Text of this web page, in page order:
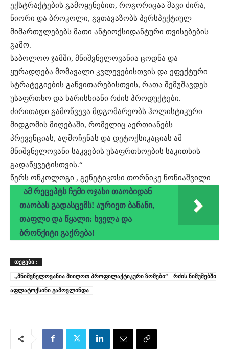
ექსტრაქტების გამოყენებით, როგორიცაა შავი ძირა,
ნიორი და ბროკოლი, გვთავაზობს პერსპექტიულ
მიმართულებებს მათი ანტიოქსიდანტური თვისებების
გამო.
საბოლოო ჯამში, მნიშვნელოვანია ცოდნა და
ყურადღება მომავალი კვლევებისთვის და ეფექტური
სტრატეგიების განვითარებისთვის, რათა შემუშავდეს
უსაფრთხო და ხარისხიანი რძის პროდუქტები.
ძირითადი გამოწვევა მდგომარეობს ჰოლისტიკური
მიდგომის მიღებაში, რომელიც აერთიანებს
პრევენციას, აღმოჩენას და დეტოქსიკაციას ამ
მნიშვნელოვანი საკვების უსაფრთხოების საკითხის
გადაწყვეტისთვის.“
წერს ონკოლოგი , გენეტიკოსი თორნიკე ნონიაშვილი
ამ რეცეპტს ჩემი ოჯახი თაობიდან
თაობას გადასცემს! აურიეთ ბანანი,
თაფლი და წყალი: ხველა და
ბრონქიტი გაქრება!
ᲗᲔᲒᲔᲑᲘ :
„მნიშვნელოვანია მიიღოთ პროფილაქტიკური ზომები“ - რძის ნიმუშებში
აფლატოქსინი გამოვლინდა